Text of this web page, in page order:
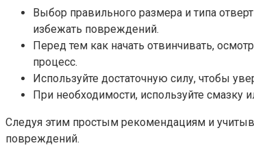
Выбор правильного размера и типа
избежать повреждений.
Перед тем как начать отвинчивать,
процесс.
Используйте достаточную силу, чтобы
При необходимости, используйте смазку
Следуя этим простым рекомендациям и
повреждений.